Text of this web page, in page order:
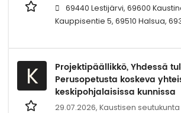
69440 Lestijärvi, 69600
Kauppisentie 5, 69510 Halsua,
K
Projektipäällikkö, Yhdessä
Perusopetusta koskeva
keskipohjalaisissa kunnissa
29.07.2026, Kaustisen